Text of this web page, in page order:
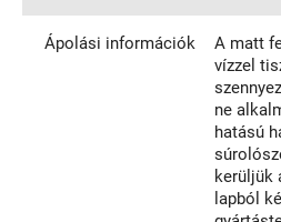
Ápolási információk
A matt
vízzel
ne
hatású
kerüljük
lapból